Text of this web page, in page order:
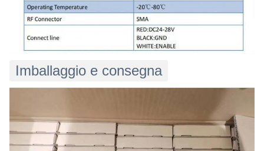
Imballaggio e consegna